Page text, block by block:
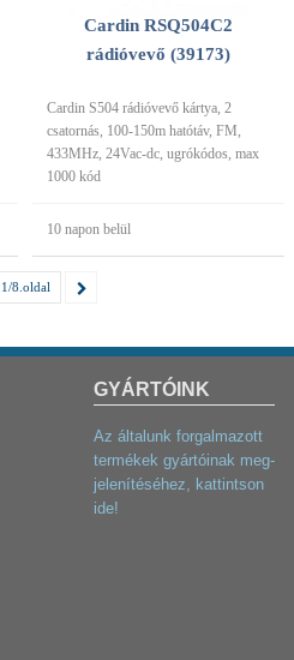
Cardin RSQ504C2
rádióvevő (39173)
Cardin S504 rádióvevő kártya, 2
csatornás, 100-150m hatótáv, FM,
433MHz, 24Vac-dc, ugrókódos, max
1000 kód
10 napon belül
1/8.oldal
GYÁRTÓINK
Az általunk forgalmazott
termékek gyártóinak meg-
jelenítéséhez, kattintson
ide!